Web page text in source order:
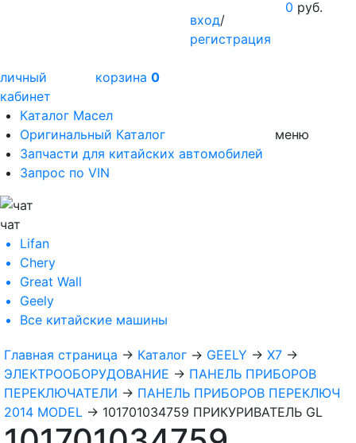
вход/
регистрация
0 руб.
личный
кабинет
корзина 0
Каталог Масел
Оригинальный Каталог
Запчасти для китайских автомобилей
Запрос по VIN
меню
чат
Lifan
Chery
Great Wall
Geely
Все китайские машины
Главная страница → Каталог → GEELY → X7 →
ЭЛЕКТРООБОРУДОВАНИЕ → ПАНЕЛЬ ПРИБОРОВ
ПЕРЕКЛЮЧАТЕЛИ → ПАНЕЛЬ ПРИБОРОВ ПЕРЕКЛЮЧ
2014 MODEL → 101701034759 ПРИКУРИВАТЕЛЬ GL